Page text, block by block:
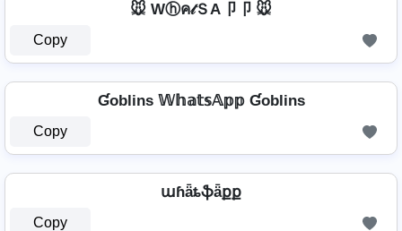
🐭 Wⓗค𝓉ＳA卩卩 🐭
Copy
Ɠoblins 𝕎𝕙𝕒𝕥𝕤𝔸𝕡𝕡 Ɠoblins
Copy
աɦǟȶֆǟքք
Copy